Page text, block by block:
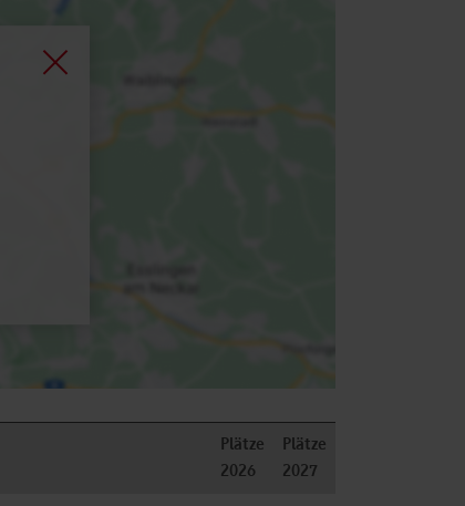
Plätze
2026
Plätze
2027